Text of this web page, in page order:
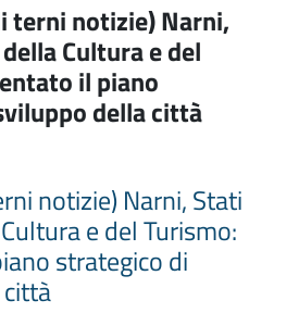
terni notizie) Narni,
Cultura e del
il piano
della città
notizie) Narni, Stati
e del Turismo:
strategico di